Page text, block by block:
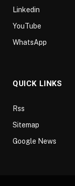
Linkedin
YouTube
WhatsApp
QUICK LINKS
Rss
Sitemap
Google News